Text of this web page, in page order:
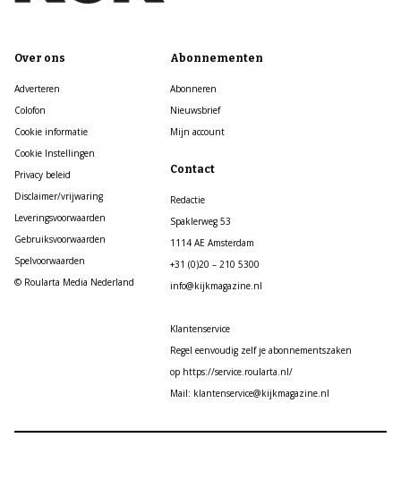
Over ons
Adverteren
Colofon
Cookie informatie
Cookie Instellingen
Privacy beleid
Disclaimer/vrijwaring
Leveringsvoorwaarden
Gebruiksvoorwaarden
Spelvoorwaarden
© Roularta Media Nederland
Abonnementen
Abonneren
Nieuwsbrief
Mijn account
Contact
Redactie
Spaklerweg 53
1114 AE Amsterdam
+31 (0)20 – 210 5300
info@kijkmagazine.nl
Klantenservice
Regel eenvoudig zelf je abonnementszaken
op https://service.roularta.nl/
Mail: klantenservice@kijkmagazine.nl